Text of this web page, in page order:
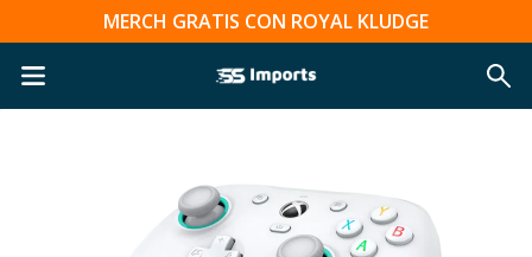
MERCH GRATIS CON ROYAL KLUDGE